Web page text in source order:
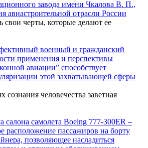
завода имени Чкалова В. П.,
авиастроительной отрасли России
свои черты, которые делают ее
военный и гражданский
применения и перспективы
авиации” способствует
этой захватывающей сферы
сознания человечества заветная
салона самолета Boeing 777-300ER –
расположение пассажиров на борту
позволяющее насладиться